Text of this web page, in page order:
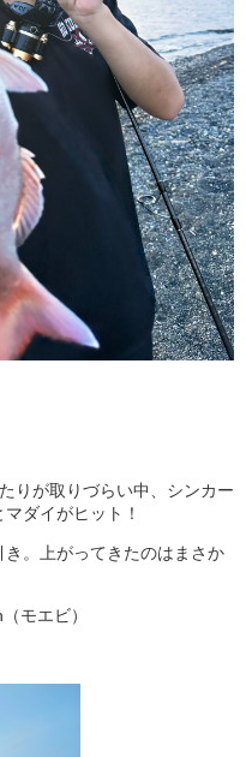
りが取りづらい中、シンカー
ダイがヒット！
。上がってきたのはまさか
モエビ）